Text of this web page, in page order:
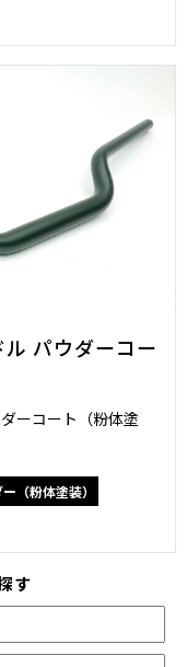
パウダーコー
ーコート（粉体塗
（粉体塗装）
す